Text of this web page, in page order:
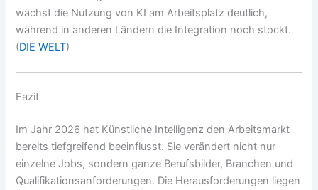
wächst die Nutzung von KI am Arbeitsplatz deutlich,
während in anderen Ländern die Integration noch stockt.
(DIE WELT)
Fazit
Im Jahr 2026 hat Künstliche Intelligenz den Arbeitsmarkt
bereits tiefgreifend beeinflusst. Sie verändert nicht nur
einzelne Jobs, sondern ganze Berufsbilder, Branchen und
Qualifikationsanforderungen. Die Herausforderungen liegen